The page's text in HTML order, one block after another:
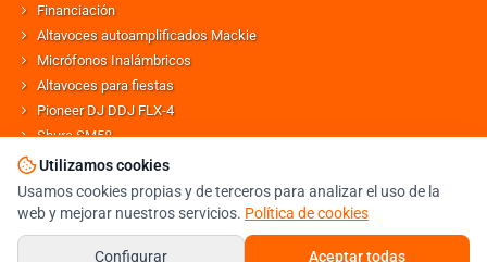
Financiación
Altavoces autoamplificados Mackie
Micrófonos Inalámbricos
Altavoces para fiestas
Pioneer DJ DDJ FLX-4
Shure SM58
Altavoces Behringer
TIENDA DJ ESPECIALISTA EN SONIDO E ILUMINACIÓN PROFESIONAL
Utilizamos cookies
Usamos cookies propias y de terceros para analizar el uso de la
web y mejorar nuestros servicios. Política de cookies
Configurar Aceptar todas